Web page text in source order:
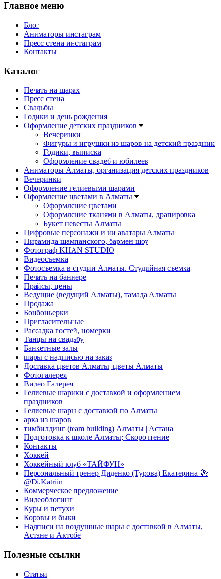
Главное меню
Блог
Аниматоры инстаграм
Пресс стена инстаграм
Контакты
Каталог
Печать на шарах
Пресс стена
Свадьбы
Годики и день рождения
Оформление детских праздников
Вечеринки
Фигуры и игрушки из шаров на детский праздник
Годики, выписка
Оформление свадеб и юбилеев
Аниматоры Алматы, организация детских праздников
Вечеринки
Оформление гелиевыми шарами
Оформление цветами в Алматы
Оформление цветами
Оформление тканями в Алматы, драпировка
Букет невесты Алматы
Цифровые персонажи и ии аватары Алматы
Пирамида шампанского, бармен шоу
Фотограф KHAN STUDIO
Видеосъемка
Фотосъемка в студии Алматы. Студийная съемка
Печать на баннере
Прайсы, цены
Ведущие (ведущий Алматы), тамада Алматы
Продажа
Бонбоньерки
Пригласительные
Рассадка гостей, номерки
Танцы на свадьбу
Банкетные залы
шары с надписью на заказ
Доставка цветов Алматы, цветы Алматы
Фотогалерея
Видео Галерея
Гелиевые шарики с доставкой и оформлением
праздников
Гелиевые шары с доставкой по Алматы
арка из шаров
тимбилдинг (team building) Алматы | Астана
Подготовка к школе Алматы; Скорочтение
Контакты
Хоккей
Хоккейный клуб «ТАЙФУН»
Персональный тренер Диденко (Турова) Екатерина 🐝
@Di.Katriin
Коммерческое предложение
Видеоблогинг
Куры и петухи
Коровы и быки
Надписи на воздушные шары с доставкой в Алматы,
Астане и Актобе
Полезные ссылки
Статьи